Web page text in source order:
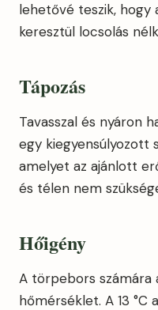
lehetővé teszik, hogy
keresztül locsolás
Tápozás
Tavasszal és nyáron
egy kiegyensúlyozott
amelyet az ajánlott
és télen nem
Hőigény
A törpebors számára
hőmérséklet. A 13